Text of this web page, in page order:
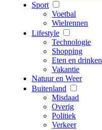
Sport
Voetbal
Wielrennen
Lifestyle
Technologie
Shopping
Eten en drinken
Vakantie
Natuur en Weer
Buitenland
Misdaad
Overig
Politiek
Verkeer